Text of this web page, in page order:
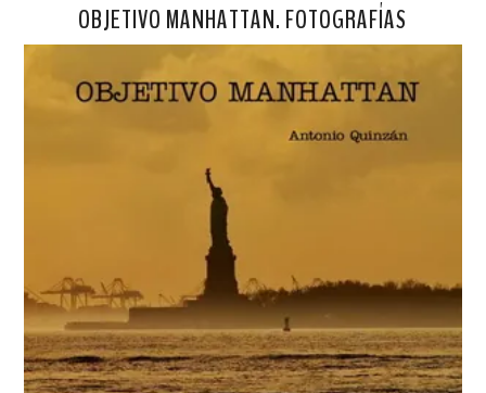
OBJETIVO MANHATTAN. FOTOGRAFÍAS